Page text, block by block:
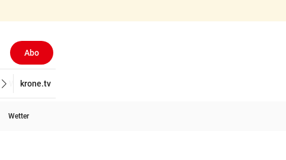
Abo
Wirtschaft
krone.tv
Wetter